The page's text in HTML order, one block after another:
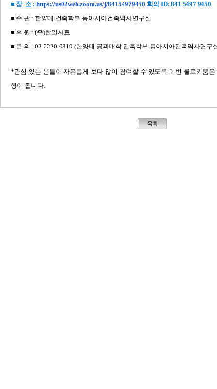
■ 장 소 : https://us02web.zoom.us/j/84154979450 회의 ID: 841 5497 9450
■ 주 관 : 한양대 건축학부 동아시아건축역사연구실
■ 후 원 : (주)한일사료
■ 문 의 : 02-2220-0319 (한양대 공과대학 건축학부 동아시아건축역사연구
*관심 있는 분들이 자유롭게 보다 많이 참여할 수 있도록 이번 콜로키움
행이 됩니다.​ ​